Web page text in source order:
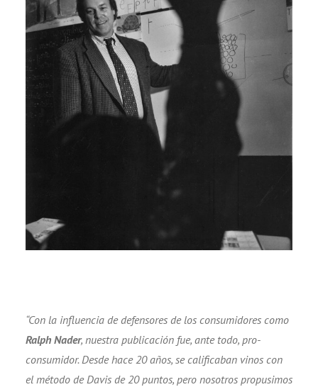
“Con la influencia de defensores de los consumidores como
Ralph Nader, nuestra publicación fue, ante todo, pro-
consumidor. Desde hace 20 años, se calificaban vinos con
el método de Davis de 20 puntos, pero nosotros propusimos